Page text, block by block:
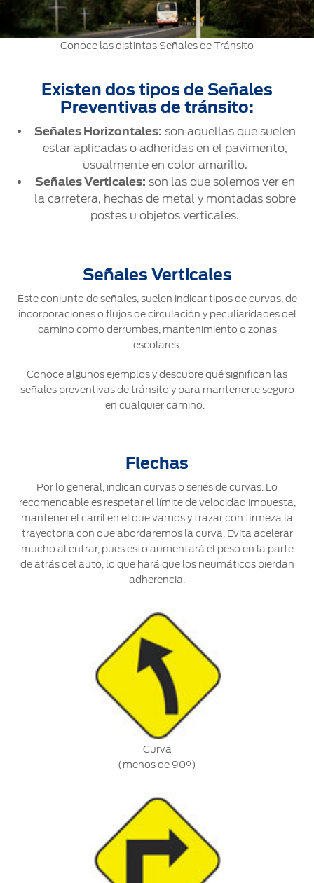
Kits de
Accesorios
Credit
Comerciales
Descubre
Tu Ford
Localiza un
Seminuevos
Certificados
Partes
Originales
Programa de
Mantenimiento
Vehículos
Comerciales
Motorcraft®
Llamado
a
Revisión
Garantía
en
Soporte
Técnico
Soporte
Técnico
Conoce las distintas Señales de Tránsito
Existen dos tipos de Señales
Preventivas de tránsito:
Señales Horizontales: son aquellas que suelen
estar aplicadas o adheridas en el pavimento,
usualmente en color amarillo.
Señales Verticales: son las que solemos ver en
la carretera, hechas de metal y montadas sobre
postes u objetos verticales.
Señales Verticales
Este conjunto de señales, suelen indicar tipos de curvas, de
incorporaciones o flujos de circulación y peculiaridades del
camino como derrumbes, mantenimiento o zonas
escolares.
Conoce algunos ejemplos y descubre qué significan las
señales preventivas de tránsito y para mantenerte seguro
en cualquier camino.
Flechas
Por lo general, indican curvas o series de curvas. Lo
recomendable es respetar el límite de velocidad impuesta,
mantener el carril en el que vamos y trazar con firmeza la
trayectoria con que abordaremos la curva. Evita acelerar
mucho al entrar, pues esto aumentará el peso en la parte
de atrás del auto, lo que hará que los neumáticos pierdan
adherencia.
Curva
(menos de 90°)